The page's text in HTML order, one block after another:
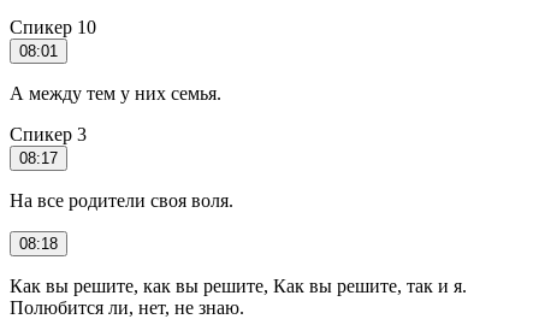
Спикер 10
08:01
А между тем у них семья.
Спикер 3
08:17
На все родители своя воля.
08:18
Как вы решите, как вы решите, Как вы решите, так и я.
Полюбится ли, нет, не знаю.